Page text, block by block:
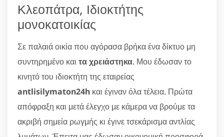
Κλεοπάτρα, Ιδιοκτήτης
μονοκατοικίας
Σε παλαιά οικία που αγόρασα βρήκα ένα δίκτυο μη
συντηρημένο και τα χρειάστηκα. Μου έδωσαν το
κινητό του ιδιοκτήτη της εταιρείας
antlisilymaton24h και έγιναν όλα τέλεια. Πρώτα
απόφραξη και μετά έλεγχο με κάμερα να βρούμε τα
ακριβή σημεία ρωγμής κι έγινε τσεκάρισμα αντλίας